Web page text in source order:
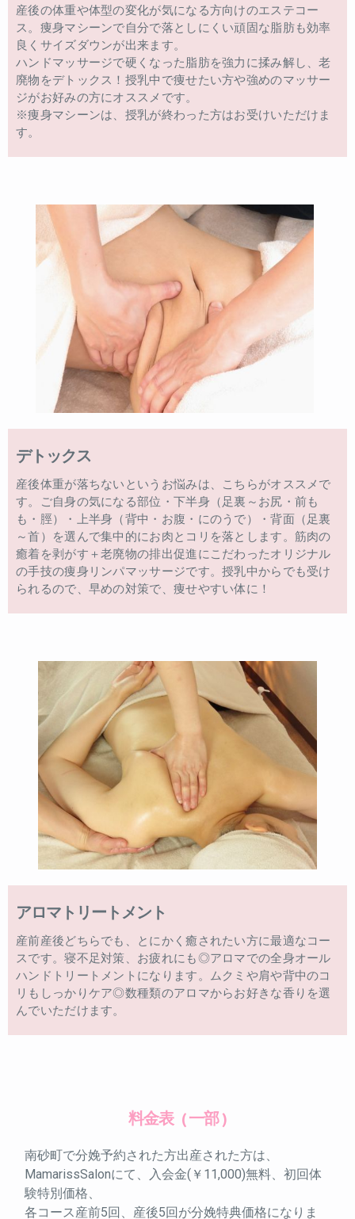
産後の体重や体型の変化が気になる方向けのエステコー
ス。痩身マシーンで自分で落としにくい頑固な脂肪も効率
良くサイズダウンが出来ます。
ハンドマッサージで硬くなった脂肪を強力に揉み解し、老
廃物をデトックス！授乳中で痩せたい方や強めのマッサー
ジがお好みの方にオススメです。
※痩身マシーンは、授乳が終わった方はお受けいただけま
す。
デトックス
産後体重が落ちないというお悩みは、こちらがオススメで
す。ご自身の気になる部位・下半身（足裏～お尻・前も
も・脛）・上半身（背中・お腹・にのうで）・背面（足裏
～首）を選んで集中的にお肉とコリを落とします。筋肉の
癒着を剥がす＋老廃物の排出促進にこだわったオリジナル
の手技の痩身リンパマッサージです。授乳中からでも受け
られるので、早めの対策で、痩せやすい体に！
アロマトリートメント
産前産後どちらでも、とにかく癒されたい方に最適なコー
スです。寝不足対策、お疲れにも◎アロマでの全身オール
ハンドトリートメントになります。ムクミや肩や背中のコ
リもしっかりケア◎数種類のアロマからお好きな香りを選
んでいただけます。
料金表 ( 一部 )
南砂町で分娩予約された方出産された方は、
MamarissSalonにて、入会金(￥11,000)無料、初回体
験特別価格、
各コース産前5回、産後5回が分娩特典価格になりま